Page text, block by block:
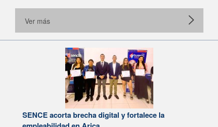
Ver más
SENCE acorta brecha digital y fortalece la